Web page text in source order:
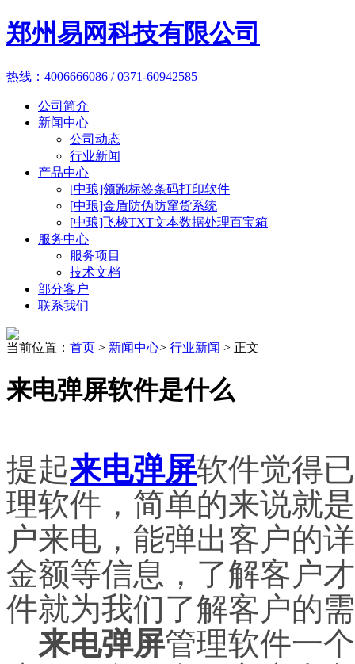
郑州易网科技有限公司
热线：4006666086 / 0371-60942585
公司简介
新闻中心
公司动态
行业新闻
产品中心
[中琅]领跑标签条码打印软件
[中琅]金盾防伪防窜货系统
[中琅]飞梭TXT文本数据处理百宝箱
服务中心
服务项目
技术文档
部分客户
联系我们
当前位置： 首页 > 新闻中心> 行业新闻 > 正文
来电弹屏软件是什么
提起来电弹屏软件觉得
理软件，简单的来说就
户来电，能弹出客户的
金额等信息，了解客户
件就为我们了解客户的
来电弹屏管理软件一